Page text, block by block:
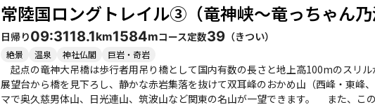
ルメを楽しむこともでき、特に「川ふじ」の生姜焼き定食は人気の一品です。 季節ごとに異なる魅力があり、春には花々が咲き誇り、秋に
は紅葉が美しいと評判です。特に紅葉の時期は、色とりどりの景色が楽しめるため
が、雪景色の中での登山もまた特別な体験です。 おかめ山は、静かな山旅を求める方にもおすすめで、登山者同士の交流も少なく、心地よ
い疲労感を味わいながら自然を満喫できます。家族連れや友人同士での登山にも適
楽しめるコースが魅力です。
常陸国ロングトレイル③（竜神峡～竜っちゃん
日帰り09:3118.1km1584mコース定数39 （きつい）
絶景 温泉 神社仏閣 巨岩・奇岩
起点の竜神大吊橋は歩行者用吊り橋として国内有数の長さと地上高100mのスリ
展望台から橋を見下ろし、静かな赤岩集落を抜けて双耳峰のおかめ山（西峰・東峰
マで奥久慈男体山、日光連山、筑波山など関東の名山が一望できます。 また、こ